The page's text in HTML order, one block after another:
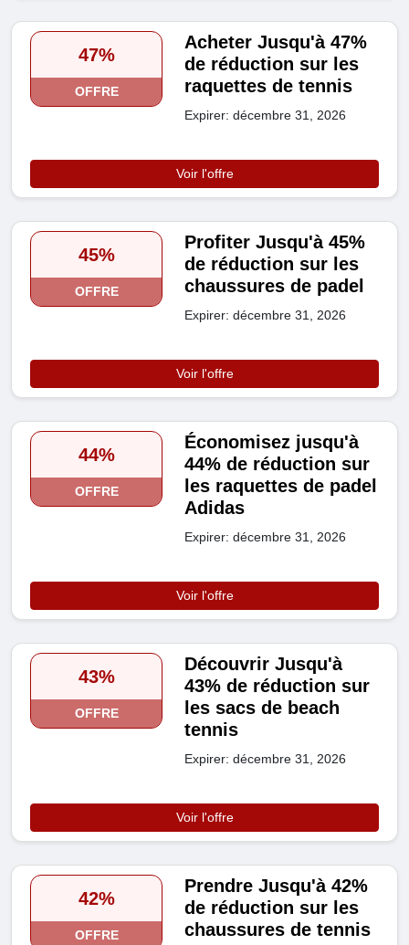
47%
OFFRE
Acheter Jusqu'à 47%
de réduction sur les
raquettes de tennis
Expirer: décembre 31, 2026
Voir l'offre
45%
OFFRE
Profiter Jusqu'à 45%
de réduction sur les
chaussures de padel
Expirer: décembre 31, 2026
Voir l'offre
44%
OFFRE
Économisez jusqu'à
44% de réduction sur
les raquettes de padel
Adidas
Expirer: décembre 31, 2026
Voir l'offre
43%
OFFRE
Découvrir Jusqu'à
43% de réduction sur
les sacs de beach
tennis
Expirer: décembre 31, 2026
Voir l'offre
42%
OFFRE
Prendre Jusqu'à 42%
de réduction sur les
chaussures de tennis